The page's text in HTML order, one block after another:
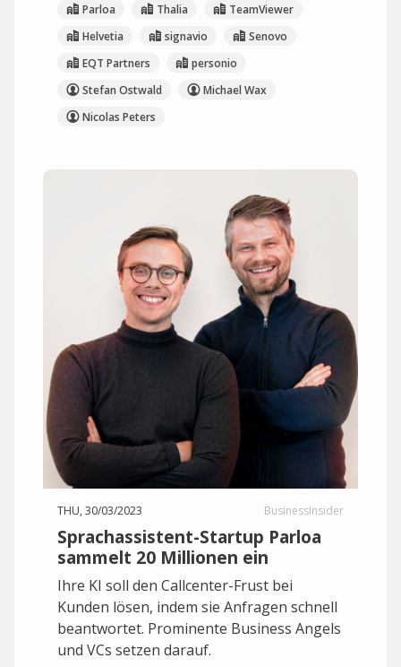
Parloa Thalia
TeamViewer
Helvetia
signavio
Senovo
EQT Partners
personio
Stefan Ostwald
Michael Wax
Nicolas Peters
THU, 30/03/2023 BusinessInsider
Sprachassistent-Startup Parloa
sammelt 20 Millionen ein
Ihre KI soll den Callcenter-Frust bei
Kunden lösen, indem sie Anfragen schnell
beantwortet. Prominente Business Angels
und VCs setzen darauf.